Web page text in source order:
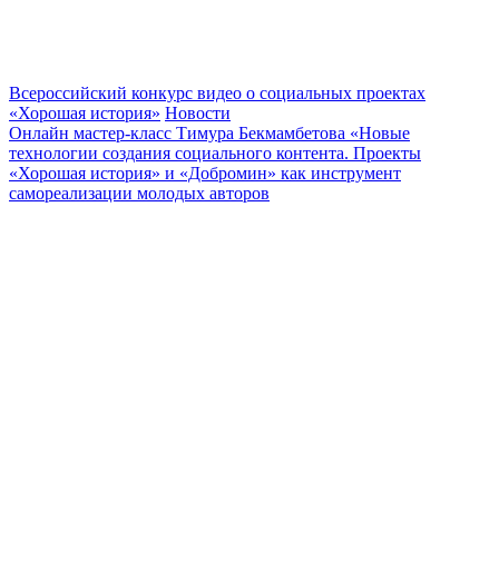
Всероссийский конкурс видео о социальных проектах
«Хорошая история» Новости
Онлайн мастер-класс Тимура Бекмамбетова «Новые
технологии создания социального контента. Проекты
«Хорошая история» и «Добромин» как инструмент
самореализации молодых авторов